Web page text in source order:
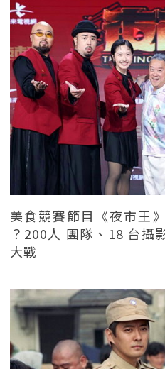
美食競賽節目《夜市王
？200人 團隊、18 台攝
大戰